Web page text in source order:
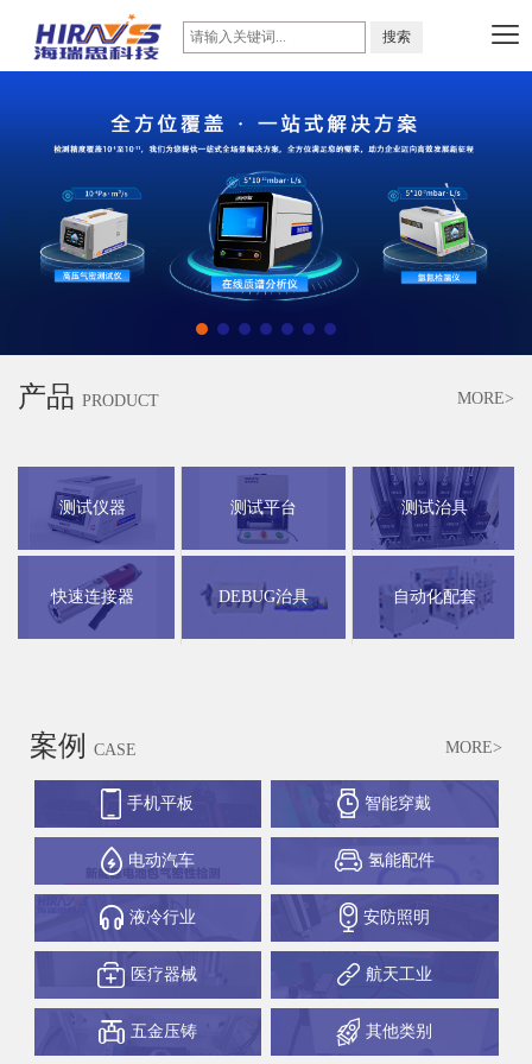
产品 PRODUCT MORE>
测试仪器 测试平台 测试治具
快速连接器 DEBUG治具 自动化配套
案例 CASE MORE>
手机平板 智能穿戴
电动汽车 氢能配件
液冷行业 安防照明
医疗器械 航天工业
五金压铸 其他类别